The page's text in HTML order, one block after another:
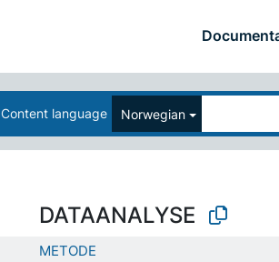
Content language Norwegian
DATAANALYSE
METODE